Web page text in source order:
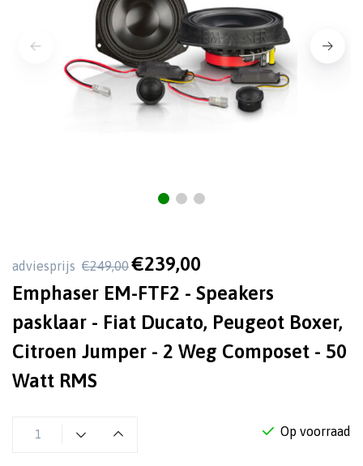
adviesprijs €249,00 €239,00
Emphaser EM-FTF2 - Speakers
pasklaar - Fiat Ducato, Peugeot Boxer,
Citroen Jumper - 2 Weg Composet - 50
Watt RMS
Op voorraad